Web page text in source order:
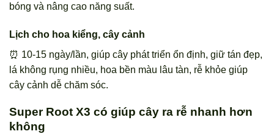
bóng và nâng cao năng suất.
Lịch cho hoa kiểng, cây cảnh
⏰ 10-15 ngày/lần, giúp cây phát triển ổn định, giữ tán đẹp,
lá không rụng nhiều, hoa bền màu lâu tàn, rễ khỏe giúp
cây cảnh dễ chăm sóc.
Super Root X3 có giúp cây ra rễ nhanh hơn
không